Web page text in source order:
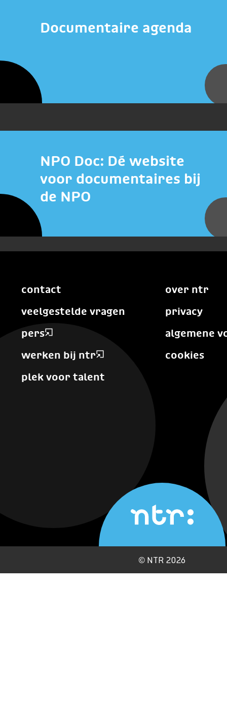
Documentaire agenda
NPO Doc: Dé website
voor documentaires bij
de NPO
contact
veelgestelde vragen
pers
werken bij ntr
plek voor talent
over ntr
privacy
algemene
cookies
© NTR 2026